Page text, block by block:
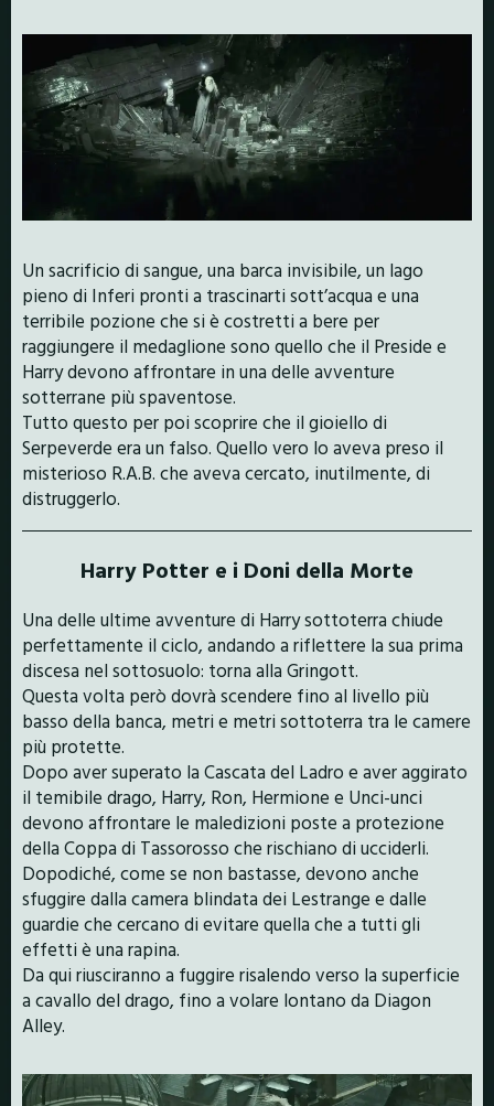
Un sacrificio di sangue, una barca invisibile, un lago
pieno di Inferi pronti a trascinarti sott’acqua e una
terribile pozione che si è costretti a bere per
raggiungere il medaglione sono quello che il Preside e
Harry devono affrontare in una delle avventure
sotterrane più spaventose.
Tutto questo per poi scoprire che il gioiello di
Serpeverde era un falso. Quello vero lo aveva preso il
misterioso R.A.B. che aveva cercato, inutilmente, di
distruggerlo.
Harry Potter e i Doni della Morte
Una delle ultime avventure di Harry sottoterra chiude
perfettamente il ciclo, andando a riflettere la sua prima
discesa nel sottosuolo: torna alla Gringott.
Questa volta però dovrà scendere fino al livello più
basso della banca, metri e metri sottoterra tra le camere
più protette.
Dopo aver superato la Cascata del Ladro e aver aggirato
il temibile drago, Harry, Ron, Hermione e Unci-unci
devono affrontare le maledizioni poste a protezione
della Coppa di Tassorosso che rischiano di ucciderli.
Dopodiché, come se non bastasse, devono anche
sfuggire dalla camera blindata dei Lestrange e dalle
guardie che cercano di evitare quella che a tutti gli
effetti è una rapina.
Da qui riusciranno a fuggire risalendo verso la superficie
a cavallo del drago, fino a volare lontano da Diagon
Alley.